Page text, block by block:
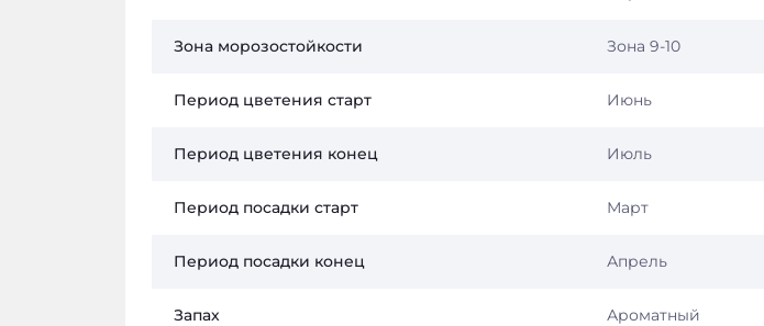
Зона морозостойкости Зона 9-10
Период цветения старт Июнь
Период цветения конец Июль
Период посадки старт Март
Период посадки конец Апрель
Запах Ароматный